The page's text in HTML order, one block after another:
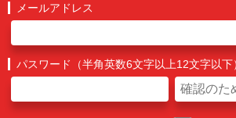
メールアドレス
パスワード（半角英数6文字以上12文字以下